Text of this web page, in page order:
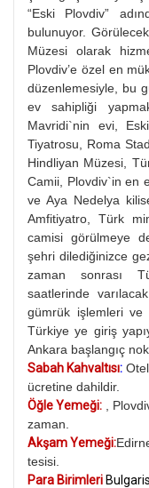
“Eski Plovdiv”
bulunuyor.
Müzesi olarak
Plovdiv’e özel en
düzenlemesiyle, bu
ev sahipliği
Mavridi`nin evi,
Tiyatrosu, Roma
Hindliyan Müzesi,
Camii, Plovdiv`in en
ve Aya Nedelya
Amfitiyatro, Türk
camisi görülmeye
şehri dilediğinizce
zaman sonrası
saatlerinde
gümrük işlemleri ve
Türkiye ye giriş
Ankara başlangıç
Sabah Kahvaltısı:
ücretine dahildir.
Öğle Yemeği:
,
zaman.
Akşam Yemeği:
tesisi.
Para Birimleri